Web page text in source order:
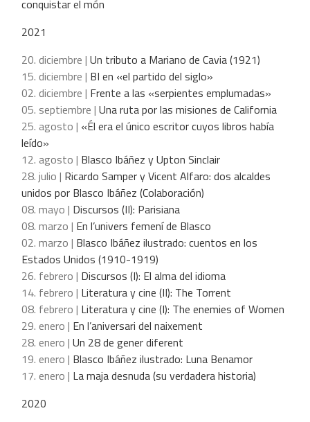
conquistar el món
2021
20. diciembre | Un tributo a Mariano de Cavia (1921)
15. diciembre | BI en «el partido del siglo»
02. diciembre | Frente a las «serpientes emplumadas»
05. septiembre | Una ruta por las misiones de California
25. agosto | «Él era el único escritor cuyos libros había
leído»
12. agosto | Blasco Ibáñez y Upton Sinclair
28. julio | Ricardo Samper y Vicent Alfaro: dos alcaldes
unidos por Blasco Ibáñez (Colaboración)
08. mayo | Discursos (II): Parisiana
08. marzo | En l’univers femení de Blasco
02. marzo | Blasco Ibáñez ilustrado: cuentos en los
Estados Unidos (1910-1919)
26. febrero | Discursos (I): El alma del idioma
14. febrero | Literatura y cine (II): The Torrent
08. febrero | Literatura y cine (I): The enemies of Women
29. enero | En l’aniversari del naixement
28. enero | Un 28 de gener diferent
19. enero | Blasco Ibáñez ilustrado: Luna Benamor
17. enero | La maja desnuda (su verdadera historia)
2020